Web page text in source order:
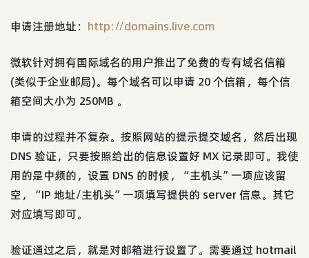
申请注册地址： http://domains.live.com
微软针对拥有国际域名的用户推出了免费的专有域名信箱
(类似于企业邮局)。每个域名可以申请 20 个信箱，每个信
箱空间大小为 250MB 。
申请的过程并不复杂。按照网站的提示提交域名，然后出现
DNS 验证，只要按照给出的信息设置好 MX 记录即可。我使
用的是中频的，设置 DNS 的时候，“主机头”一项应该留
空，“IP 地址/主机头”一项填写提供的 server 信息。其它
对应填写即可。
验证通过之后，就是对邮箱进行设置了。需要通过 hotmail